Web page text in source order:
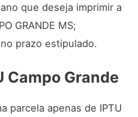
que deseja imprimir a
GRANDE MS;
prazo estipulado.
Campo Grande
parcela apenas de IPTU